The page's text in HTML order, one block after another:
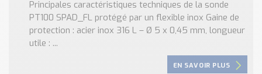
Principales caractéristiques techniques de la sonde
PT100 SPAD_FL protégé par un flexible inox Gaine de
protection : acier inox 316 L – Ø 5 x 0,45 mm, longueur
utile : ...
EN SAVOIR PLUS